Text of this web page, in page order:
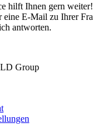
hilft Ihnen gern
eine E-Mail zu Ihrer
antworten.
Group